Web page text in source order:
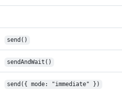
send()
sendAndWait()
send({ mode: "immediate" })